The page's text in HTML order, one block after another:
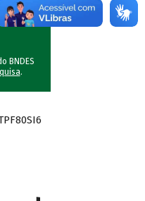
BNDES
.